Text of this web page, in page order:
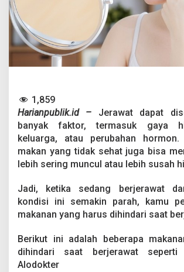
a
n
I
a
a
t
B
e
r
a
w
1,859
Harianpublik.id –
Jerawat dapat
banyak faktor, termasuk gaya
keluarga, atau perubahan
makan yang tidak sehat juga bisa
lebih sering muncul atau lebih susah
Jadi, ketika sedang berjerawat
kondisi ini semakin parah, kamu
makanan yang harus dihindari saat
Berikut ini adalah beberapa
dihindari saat berjerawat
Alodokter